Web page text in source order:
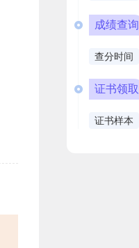
成绩查询
查分时间
证书领取
证书样本